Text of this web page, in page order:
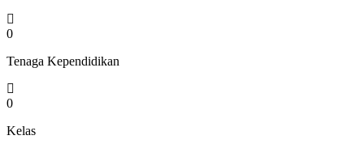
0
Tenaga Kependidikan
0
Kelas